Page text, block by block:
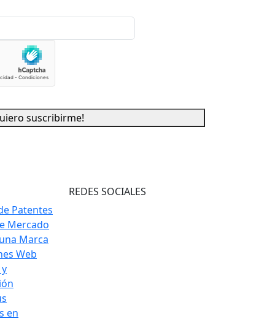
suscribirme!
Patentes
Mercado
Marca
Web
en
REDES SOCIALES